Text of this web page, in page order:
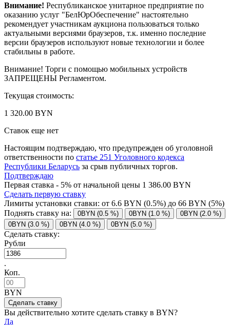
Внимание! Республиканское унитарное предприятие по
оказанию услуг "БелЮрОбеспечение" настоятельно
рекомендует участникам аукциона пользоваться только
актуальными версиями браузеров, т.к. именно последние
версии браузеров используют новые технологии и более
стабильны в работе.
Внимание! Торги с помощью мобильных устройств
ЗАПРЕЩЕНЫ Регламентом.
Текущая стоимость:
1 320.00 BYN
Ставок еще нет
Настоящим подтверждаю, что предупрежден об уголовной
ответственности по статье 251 Уголовного кодекса
Республики Беларусь за срыв публичных торгов.
Подтверждаю
Первая ставка - 5% от начальной цены 1 386.00 BYN
Сделать первую ставку
Лимиты установки ставки: от 6.6 BYN (0.5%) до 66 BYN (5%)
Поднять ставку на:
0BYN (0.5 %) 0BYN (1.0 %)
0BYN (2.0 %)
0BYN (3.0 %)
0BYN (4.0 %) 0BYN (5.0 %)
Сделать ставку:
Рубли
.
Коп.
BYN
Вы действительно хотите сделать ставку в BYN?
Да